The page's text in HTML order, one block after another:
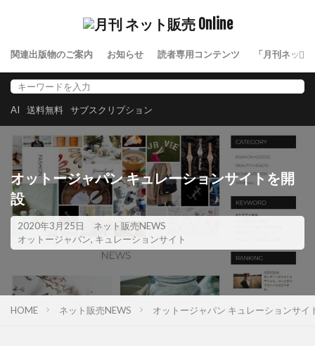
関連出版物のご案内 お知らせ 読者専用コンテンツ 「月刊ネット
AI 送料無料 サブスクリプション
オットージャパン キュレーションサイトを開
設
2020年3月25日
ネット販売NEWS
オットージャパン, キュレーションサイト
HOME ネット販売NEWS オットージャパン キュレーションサ